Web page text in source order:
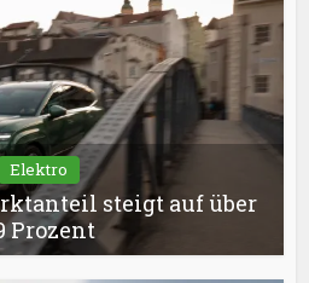
Elektro
steigt auf über
Prozent